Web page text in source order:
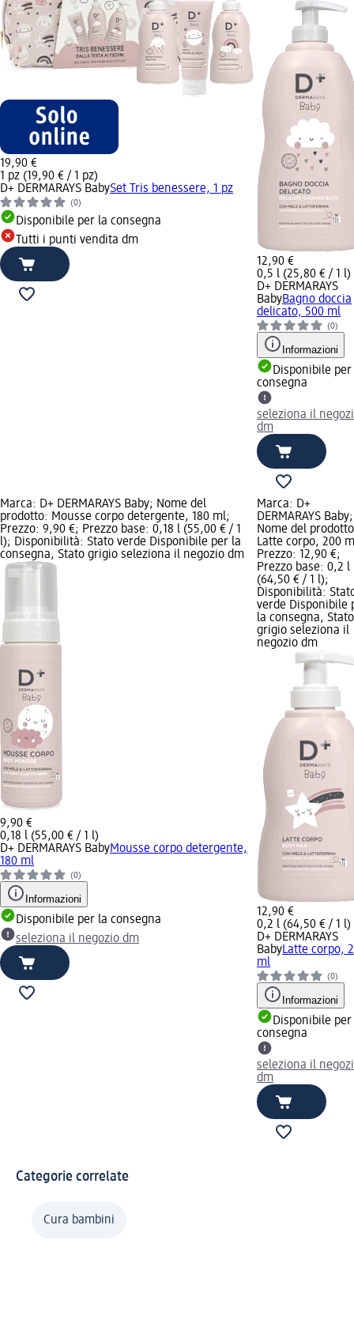
19,90 €
1 pz (19,90 € / 1 pz)
D+ DERMARAYS BabySet Tris benessere, 1 pz
(0)
Disponibile per la consegna
Tutti i punti vendita dm
12,90 €
0,5 l (25,80 € / 1 l)
D+ DERMARAYS
BabyBagno doccia
delicato, 500 ml
(0)
Informazioni
Disponibile per
consegna
seleziona il
dm
Marca: D+ DERMARAYS Baby; Nome del
prodotto: Mousse corpo detergente, 180 ml;
Prezzo: 9,90 €; Prezzo base: 0,18 l (55,00 € / 1
l); Disponibilità: Stato verde Disponibile per la
consegna, Stato grigio seleziona il negozio dm
9,90 €
0,18 l (55,00 € / 1 l)
D+ DERMARAYS BabyMousse corpo detergente,
180 ml
(0)
Informazioni
Disponibile per la consegna
seleziona il negozio dm
Marca: D+
DERMARAYS Baby;
Nome del
Latte corpo, 200
Prezzo: 12,90 €;
Prezzo base: 0,2 l
(64,50 € / 1 l);
Disponibilità:
verde Disponibile
la consegna, Stato
grigio seleziona il
negozio dm
12,90 €
0,2 l (64,50 € / 1 l)
D+ DERMARAYS
BabyLatte corpo,
ml
(0)
Informazioni
Disponibile per
consegna
seleziona il
dm
Categorie correlate
Cura bambini